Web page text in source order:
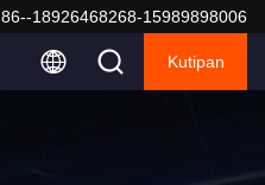
86--18926468268-15989898006
Kutipan